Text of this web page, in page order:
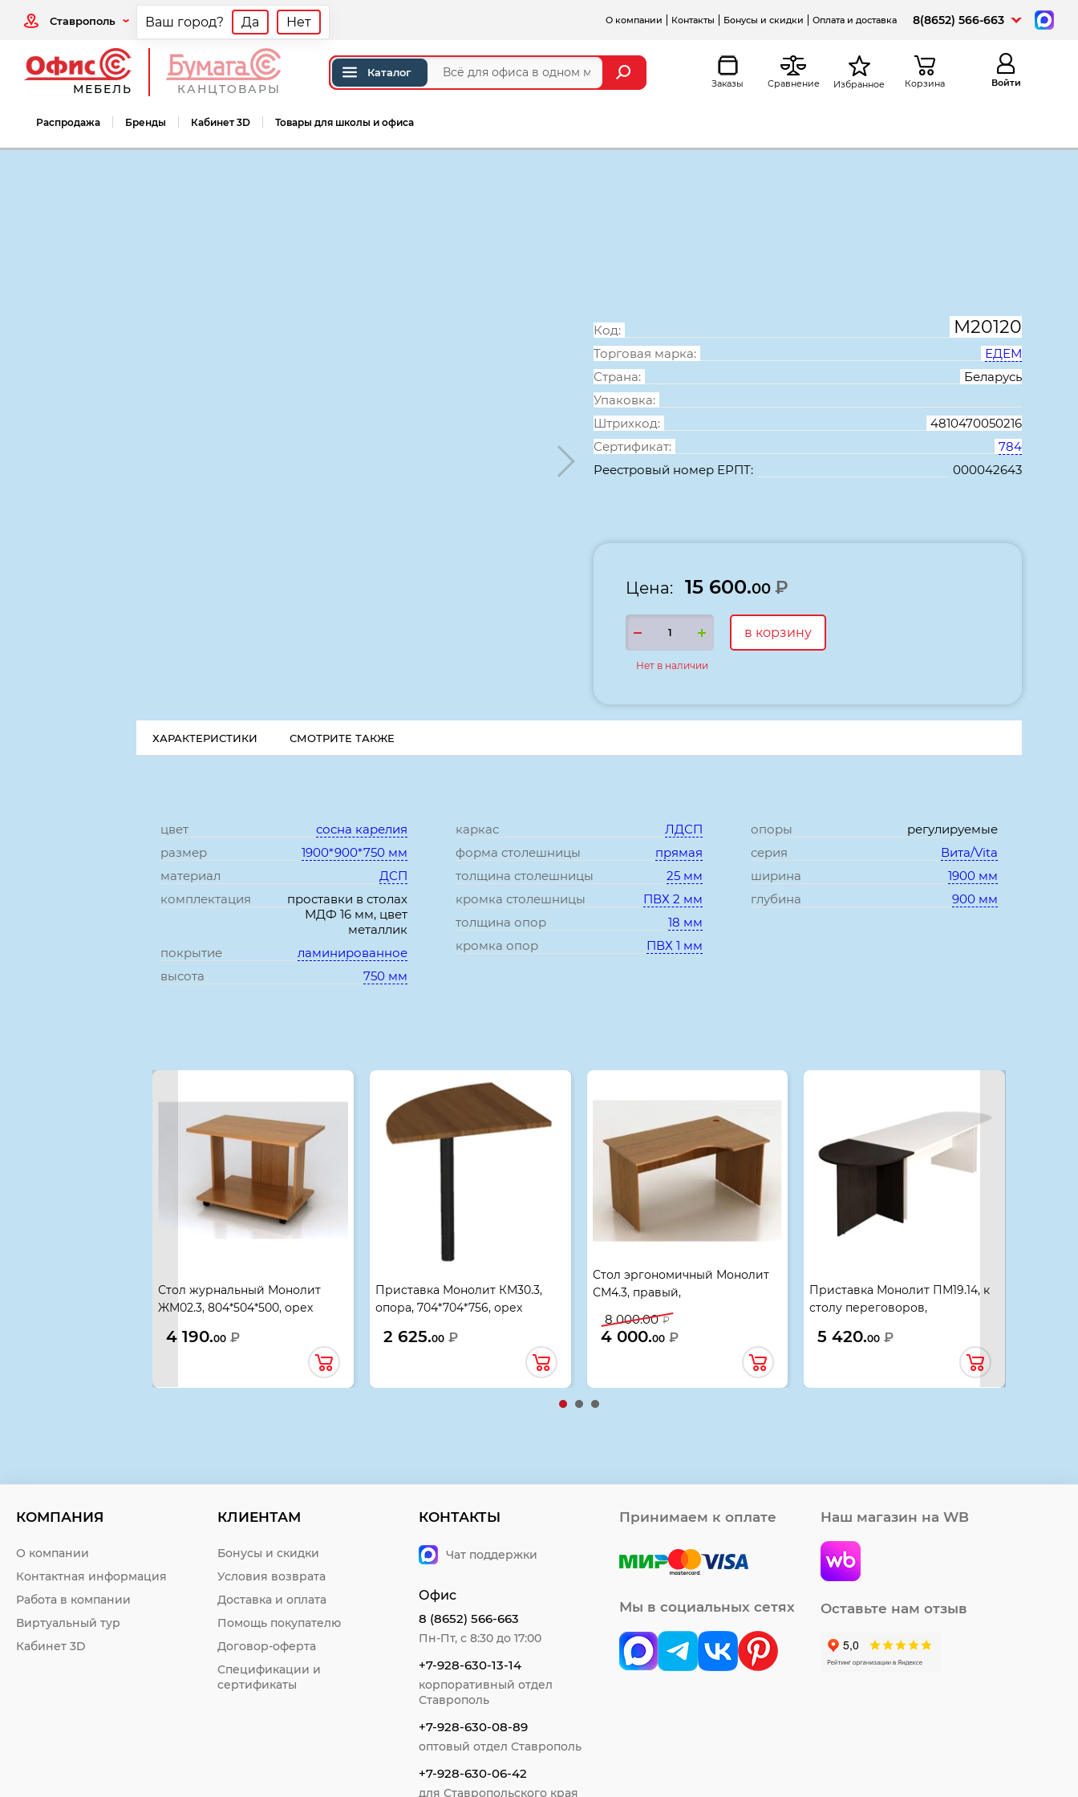
Ставрополь Ваш город? Да Нет О компании Контакты Бонусы и скидки Оплата и доставка 8(8652) 566-663
МЕБЕЛЬ КАНЦТОВАРЫ
Каталог
Заказы Сравнение Избранное Корзина Войти
Распродажа Бренды Кабинет 3D Товары для школы и офиса
Код: М20120
Торговая марка:
ЕДЕМ
Страна:
Беларусь
Упаковка:
Штрихкод:
4810470050216
Сертификат:
784
Реестровый номер ЕРПТ:
000042643
Цена: 15 600.00 ₽
в корзину
Нет в наличии
ХАРАКТЕРИСТИКИ СМОТРИТЕ ТАКЖЕ
цвет
сосна карелия
размер
1900*900*750 мм
материал
ДСП
комплектация
проставки в столах
МДФ 16 мм, цвет
металлик
покрытие
ламинированное
высота
750 мм
каркас
ЛДСП
форма столешницы
прямая
толщина столешницы
25 мм
кромка столешницы
ПВХ 2 мм
толщина опор
18 мм
кромка опор
ПВХ 1 мм
опоры
регулируемые
серия
Вита/Vita
ширина
1900 мм
глубина
900 мм
Стол журнальный Монолит
ЖМ02.3, 804*504*500, орех
4 190.00 ₽
Приставка Монолит КМ30.3,
опора, 704*704*756, орех
2 625.00 ₽
Стол эргономичный Монолит
СМ4.3, правый,
1404*904(704)*756, орех
гварнери, 02108
8 000.00 ₽
4 000.00 ₽
Приставка Монолит ПМ19.14, к
столу переговоров,
5 420.00 ₽
КОМПАНИЯ
О компании
Контактная информация
Работа в компании
Виртуальный тур
Кабинет 3D
КЛИЕНТАМ
Бонусы и скидки
Условия возврата
Доставка и оплата
Помощь покупателю
Договор-оферта
Спецификации и
сертификаты
КОНТАКТЫ
Чат поддержки
Офис
8 (8652) 566-663
Пн-Пт, с 8:30 до 17:00
+7-928-630-13-14
корпоративный отдел
Ставрополь
+7-928-630-08-89
оптовый отдел Ставрополь
+7-928-630-06-42
для Ставропольского края
Принимаем к оплате
Мы в социальных сетях
Наш магазин на WB
Оставьте нам отзыв